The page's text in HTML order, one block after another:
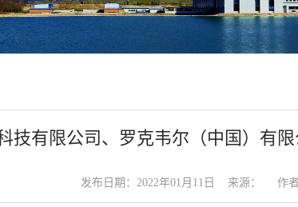
技有限公司、罗克韦尔（中国）有
发布日期：2022年01月11日 来源： 作